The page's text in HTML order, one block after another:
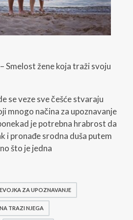
Smelost žene koja traži svoju
se veze sve češće stvaraju
mnogo načina za upoznavanje
je potrebna hrabrost da
i pronađe srodna duša putem
što je jedna
ZA UPOZNAVANJE
TRAZI NJEGA